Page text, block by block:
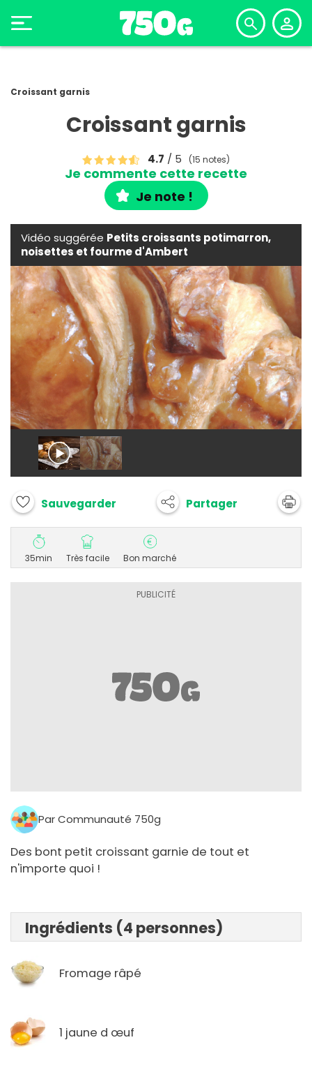
Croissant garnis
Croissant garnis
4.7 / 5 (15 notes)
Je commente cette recette
Je note !
Vidéo suggérée Petits croissants potimarron,
noisettes et fourme d'Ambert
Sauvegarder Partager
35min Très facile Bon marché
Par Communauté 750g
Des bont petit croissant garnie de tout et
n'importe quoi !
Ingrédients (4 personnes)
Fromage râpé
1 jaune d œuf